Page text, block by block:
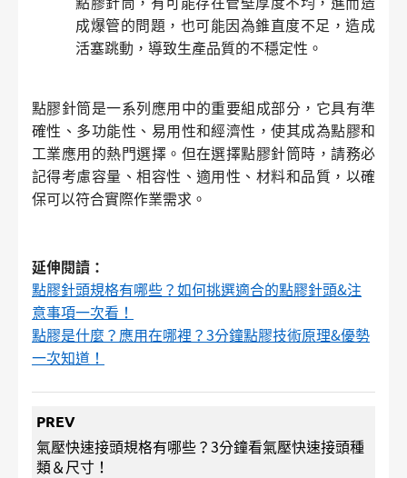
成爆管的問題，也可能因為錐直度不足，造成
活塞跳動，導致生產品質的不穩定性。
點膠針筒是一系列應用中的重要組成部分，它具有準
確性、多功能性、易用性和經濟性，使其成為點膠和
工業應用的熱門選擇。但在選擇點膠針筒時，請務必
記得考慮容量、相容性、適用性、材料和品質，以確
保可以符合實際作業需求。
延伸閱讀：
點膠針頭規格有哪些？如何挑選適合的點膠針頭&注
意事項一次看！
點膠是什麼？應用在哪裡？3分鐘點膠技術原理&優勢
一次知道！
PREV
氣壓快速接頭規格有哪些？3分鐘看氣壓快速接頭種
類＆尺寸！